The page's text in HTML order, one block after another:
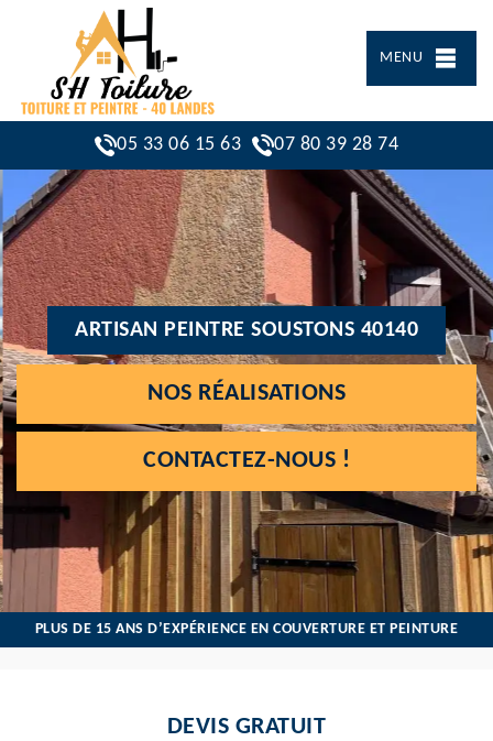
MENU
05 33 06 15 63 07 80 39 28 74
ARTISAN PEINTRE SOUSTONS 40140
NOS RÉALISATIONS
CONTACTEZ-NOUS !
PLUS DE 15 ANS D’EXPÉRIENCE EN COUVERTURE ET PEINTURE
DEVIS GRATUIT